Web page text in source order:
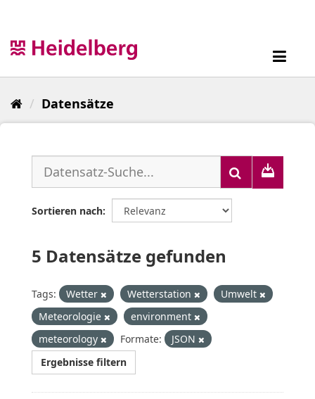
Datensätze
Sortieren nach
5 Datensätze gefunden
Tags: Wetter Wetterstation
Umwelt
Meteorologie
environment
meteorology
Formate:
JSON
Ergebnisse filtern